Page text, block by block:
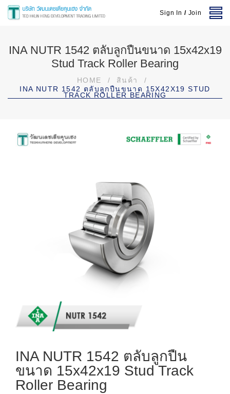
Sign In / Join
INA NUTR 1542 ตลับลูกปืนขนาด 15x42x19
Stud Track Roller Bearing
HOME / สินค้า
/
INA NUTR 1542 ตลับลูกปืนขนาด 15X42X19 STUD
TRACK ROLLER BEARING
INA NUTR 1542 ตลับลูกปืน
ขนาด 15x42x19 Stud Track
Roller Bearing